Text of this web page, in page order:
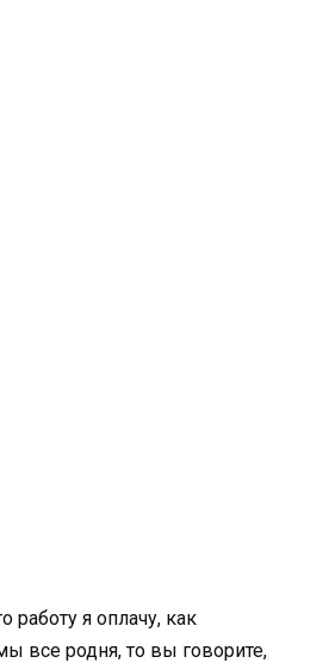
работу я оплачу, как
все родня, то вы говорите,